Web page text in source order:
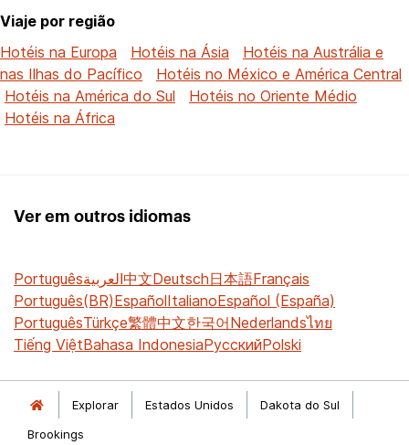
Viaje por região
Hotéis na Europa
Hotéis na Ásia
Hotéis na Austrália e
nas Ilhas do Pacífico
Hotéis no México e América Central
Hotéis na América do Sul
Hotéis no Oriente Médio
Hotéis na África
Ver em outros idiomas
Portuguêsالعربية中文Deutsch日本語Français
Português(BR)EspañolItalianoEspañol (España)
PortuguêsTürkçe繁體中文한국어Nederlandsไทย
Tiếng ViệtBahasa IndonesiaРусскийPolski
Explorar Estados Unidos
Dakota do Sul
Brookings